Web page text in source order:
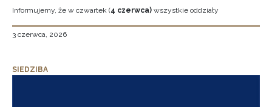
Informujemy, że w czwartek (4 czerwca) wszystkie oddziały
3 czerwca, 2026
SIEDZIBA